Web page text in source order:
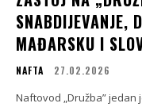
SNABDIJEVANJE,
MAĐARSKU I
NAFTA 27.02.2026
Naftovod „Družba”